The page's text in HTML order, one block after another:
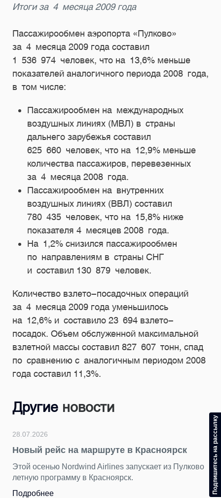
Итоги за 4 месяца 2009 года
Пассажирообмен аэропорта «Пулково»
за 4 месяца 2009 года составил
1 536 974 человек, что на 13,6% меньше
показателей аналогичного периода 2008 года,
в том числе:
Пассажирообмен на международных
воздушных линиях (МВЛ) в страны
дальнего зарубежья составил
625 660 человек, что на 12,9% меньше
количества пассажиров, перевезенных
за 4 месяца 2008 года.
Пассажирообмен на внутренних
воздушных линиях (ВВЛ) составил
780 435 человек, что на 15,8% ниже
показателя 4 месяцев 2008 года.
На 1,2% снизился пассажирообмен
по направлениям в страны СНГ
и составил 130 879 человек.
Количество взлето-посадочных операций
за 4 месяца 2009 года уменьшилось
на 12,6% и составило 23 694 взлето-
посадок. Объем обслуженной максимальной
взлетной массы составил 827 607 тонн, спад
по сравнению с аналогичным периодом 2008
года составил 11,3%.
Другие новости
28.07.2026
Новый рейс на маршруте в Красноярск
Этой осенью Nordwind Airlines запускает из Пулково
летную программу в Красноярск.
Подробнее
Подпишитесь на рассылку